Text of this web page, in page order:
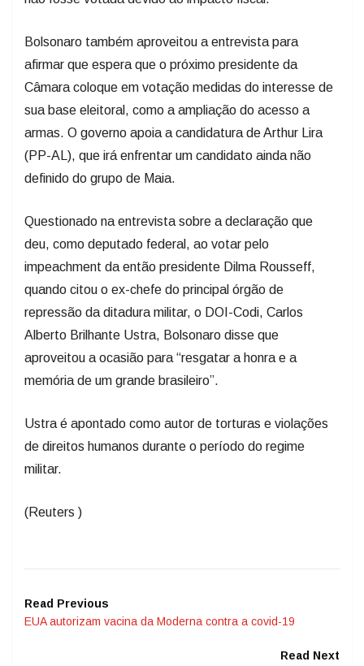
Bolsonaro também aproveitou a entrevista para
afirmar que espera que o próximo presidente da
Câmara coloque em votação medidas do interesse de
sua base eleitoral, como a ampliação do acesso a
armas. O governo apoia a candidatura de Arthur Lira
(PP-AL), que irá enfrentar um candidato ainda não
definido do grupo de Maia.
Questionado na entrevista sobre a declaração que
deu, como deputado federal, ao votar pelo
impeachment da então presidente Dilma Rousseff,
quando citou o ex-chefe do principal órgão de
repressão da ditadura militar, o DOI-Codi, Carlos
Alberto Brilhante Ustra, Bolsonaro disse que
aproveitou a ocasião para “resgatar a honra e a
memória de um grande brasileiro”.
Ustra é apontado como autor de torturas e violações
de direitos humanos durante o período do regime
militar.
(Reuters )
Read Previous
EUA autorizam vacina da Moderna contra a covid-19
Read Next